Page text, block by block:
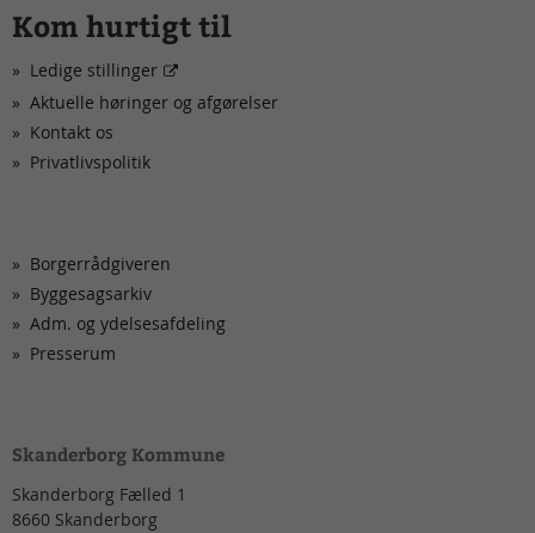
Kom hurtigt til
Ledige stillinger
Aktuelle høringer og afgørelser
Kontakt os
Privatlivspolitik
Borgerrådgiveren
Byggesagsarkiv
Adm. og ydelsesafdeling
Presserum
Skanderborg Kommune
Skanderborg Fælled 1
8660 Skanderborg